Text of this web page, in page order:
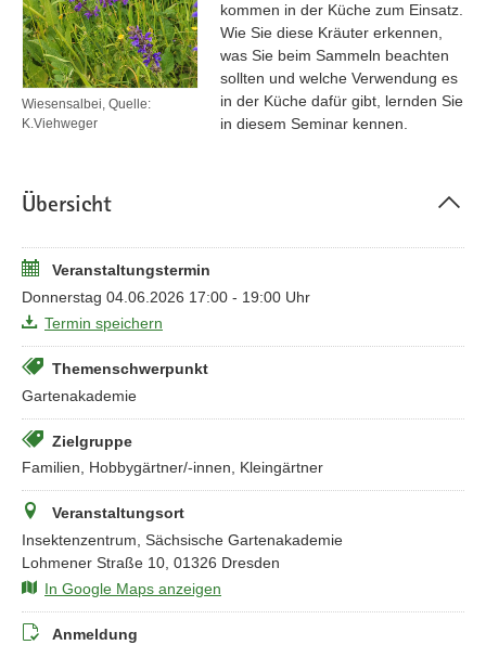
Wiesensalbei, Quelle:
K.Viehweger
kommen in der Küche zum Einsatz.
Wie Sie diese Kräuter erkennen,
was Sie beim Sammeln beachten
sollten und welche Verwendung es
in der Küche dafür gibt, lernden Sie
in diesem Seminar kennen.
Übersicht
Veranstaltungstermin
Donnerstag 04.06.2026 17:00 - 19:00 Uhr
Termin speichern
Themenschwerpunkt
Gartenakademie
Zielgruppe
Familien, Hobbygärtner/-innen, Kleingärtner
Veranstaltungsort
Insektenzentrum, Sächsische Gartenakademie
Lohmener Straße 10, 01326 Dresden
In Google Maps anzeigen
Anmeldung